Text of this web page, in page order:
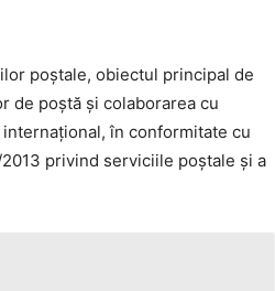
poştale, obiectul principal de
de poştă şi colaborarea cu
în conformitate cu
privind serviciile poştale şi a